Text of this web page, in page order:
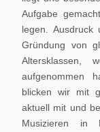
Aufgabe
legen. Ausdruck
Gründung von
Altersklassen,
aufgenommen
blicken wir mit
aktuell mit und
Musizieren in